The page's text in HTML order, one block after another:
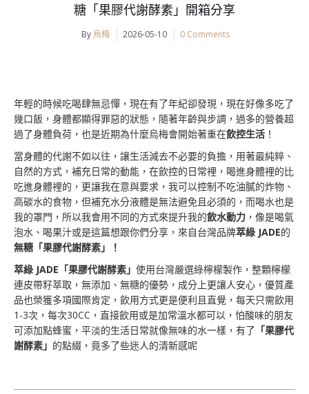
糖「果膠代謝酵素」開箱分享
By 烏梅 2026-05-10 0 Comments
年輕的時候吃喝肆無忌憚，現在有了年紀卻發現，現在好像多吃了
幾口飯，身體都顯得罪惡的狀態，隨著年齡與步調，過多的營養超
過了身體負荷，也是近期為什麼烏梅會開始著重在飲控生活 ！
當身體的代謝不如以往，讓生活減去不必要的負擔，用著最純粹、
自然的方式，補充日常的動能，在飲控的日常裡，喝進身體裡的比
吃進身體裡的，更讓我在意與要求，我可以控制不吃油膩的炸物、
高碳水的食物，但補充水分液體是無法避免且必須的，而喝水也是
我的罩門，所以我會用不同的方式來提升我的飲水動力 ，像是喝氣
泡水、喝果汁或是這篇想跟你們分享，來自台灣品牌萃綠 JADE的
無糖「果膠代謝酵素」！
萃綠 JADE 「果膠代謝酵素」 使用台灣嚴選綠檸檬製作，整顆檸檬
連皮帶籽萃取，無添加、無糖的優勢，成分上更讓人安心，優質產
品也榮獲多項國際肯定，飲用方式更是便利且直覺，每天只需飲用
1-3次，每次30CC，直接飲用或是加常溫水都可以，怕酸味的朋友
可添加點蜂蜜，平淡的生活日常就像無味的水一樣，有了 「果膠代
謝酵素」 的點綴，竟多了些迷人的清新感呢